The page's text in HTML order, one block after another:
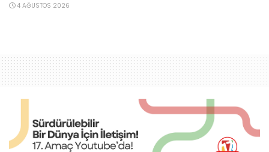
4 AĞUSTOS 2026